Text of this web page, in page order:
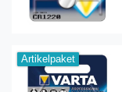
Artikelpaket